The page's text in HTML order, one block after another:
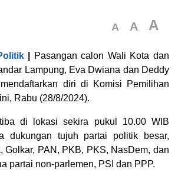
A A A
|
Pasangan calon Wali Kota dan
Lampung, Eva Dwiana dan Deddy
diri di Komisi Pemilihan
Rabu (28/8/2024).
di lokasi sekira pukul 10.00 WIB
dukungan tujuh partai politik besar,
Golkar, PAN, PKB, PKS, NasDem, dan
partai non-parlemen, PSI dan PPP.